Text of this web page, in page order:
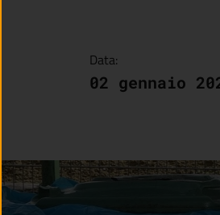
Data:
02 gennaio